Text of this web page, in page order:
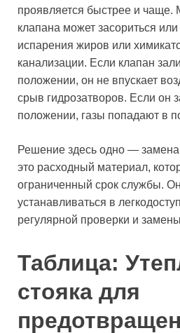
проявляется быстрее и чаще.
клапана может засориться или
испарения жиров или
канализации. Если клапан
положении, он не впускает
срыв гидрозатворов. Если он
положении, газы попадают в
Решение здесь одно —
это расходный материал,
ограниченный срок службы.
устанавливаться в
регулярной проверки и
Таблица:
стояка для